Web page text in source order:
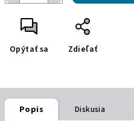
Opýtať sa Zdieľať
Popis Diskusia